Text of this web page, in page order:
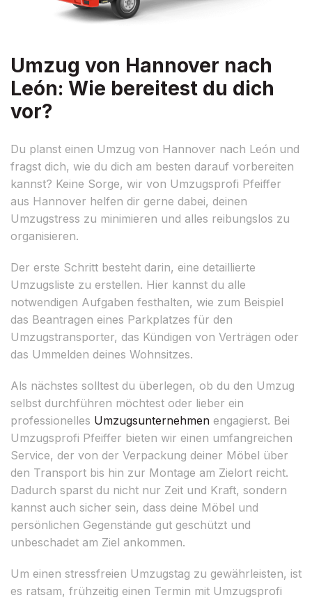
Umzug von Hannover nach
León: Wie bereitest du dich
vor?
Du planst einen Umzug von Hannover nach León und
fragst dich, wie du dich am besten darauf vorbereiten
kannst? Keine Sorge, wir von Umzugsprofi Pfeiffer
aus Hannover helfen dir gerne dabei, deinen
Umzugstress zu minimieren und alles reibungslos zu
organisieren.
Der erste Schritt besteht darin, eine detaillierte
Umzugsliste zu erstellen. Hier kannst du alle
notwendigen Aufgaben festhalten, wie zum Beispiel
das Beantragen eines Parkplatzes für den
Umzugstransporter, das Kündigen von Verträgen oder
das Ummelden deines Wohnsitzes.
Als nächstes solltest du überlegen, ob du den Umzug
selbst durchführen möchtest oder lieber ein
professionelles Umzugsunternehmen engagierst. Bei
Umzugsprofi Pfeiffer bieten wir einen umfangreichen
Service, der von der Verpackung deiner Möbel über
den Transport bis hin zur Montage am Zielort reicht.
Dadurch sparst du nicht nur Zeit und Kraft, sondern
kannst auch sicher sein, dass deine Möbel und
persönlichen Gegenstände gut geschützt und
unbeschadet am Ziel ankommen.
Um einen stressfreien Umzugstag zu gewährleisten, ist
es ratsam, frühzeitig einen Termin mit Umzugsprofi